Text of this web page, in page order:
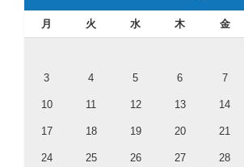
月 火 水 木 金
3 4 5 6 7
10 11 12 13 14
17 18 19 20 21
24 25 26 27 28